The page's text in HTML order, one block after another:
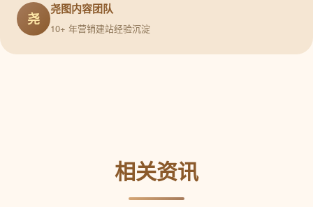
尧
尧图内容团队
10+ 年营销建站经验沉淀
相关资讯